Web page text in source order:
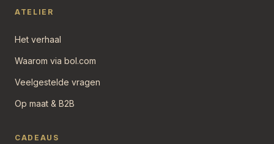
ATELIER
Het verhaal
Waarom via bol.com
Veelgestelde vragen
Op maat & B2B
CADEAUS